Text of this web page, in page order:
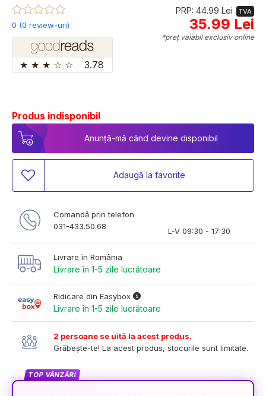
0 (0 review-uri)
★ ★ ★ ☆ ☆ 3.78
PRP: 44.99 Lei TVA
35.99 Lei
*preț valabil exclusiv online
Produs indisponibil
Anunță-mă când devine disponibil
Adaugă la favorite
Comandă prin telefon
031-433.50.68
L-V 09:30 - 17:30
Livrare în România
Livrare în 1-5 zile lucrătoare
Ridicare din Easybox
Livrare în 1-5 zile lucrătoare
2 persoane se uită la acest produs.
Grăbește-te! La acest produs, stocurile sunt limitate.
TOP VÂNZĂRI